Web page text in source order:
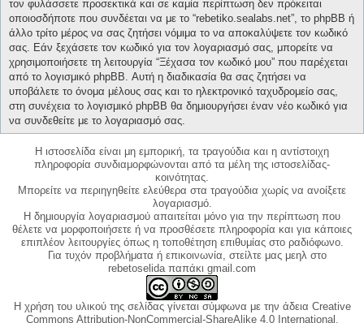
τον φυλάσσετε προσεκτικά και σε καμία περίπτωση δεν πρόκειται
οποιοσδήποτε που συνδέεται να με το “rebetiko.sealabs.net”, το phpBB ή
άλλο τρίτο μέρος να σας ζητήσει νόμιμα το να αποκαλύψετε τον κωδικό
σας. Εάν ξεχάσετε τον κωδικό για τον λογαριασμό σας, μπορείτε να
χρησιμοποιήσετε τη λειτουργία “Ξέχασα τον κωδικό μου” που παρέχεται
από το λογισμικό phpBB. Αυτή η διαδικασία θα σας ζητήσει να
υποβάλετε το όνομα μέλους σας και το ηλεκτρονικό ταχυδρομείο σας,
στη συνέχεια το λογισμικό phpBB θα δημιουργήσει έναν νέο κωδικό για
να συνδεθείτε με το λογαριασμό σας.
Η ιστοσελίδα είναι μη εμπορική, τα τραγούδια και η αντίστοιχη
πληροφορία συνδιαμορφώνονται από τα μέλη της ιστοσελίδας-
κοινότητας.
Μπορείτε να περιηγηθείτε ελεύθερα στα τραγούδια χωρίς να ανοίξετε
λογαριασμό.
Η δημιουργία λογαριασμού απαιτείται μόνο για την περίπτωση που
θέλετε να μορφοποιήσετε ή να προσθέσετε πληροφορία και για κάποιες
επιπλέον λειτουργίες όπως η τοποθέτηση επιθυμίας στο ραδιόφωνο.
Για τυχόν προβλήματα ή επικοινωνία, στείλτε μας μεηλ στο
rebetoselida παπάκι gmail.com
Η χρήση του υλικού της σελίδας γίνεται σύμφωνα με την άδεια Creative
Commons Attribution-NonCommercial-ShareAlike 4.0 International,